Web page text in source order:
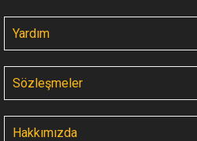
Yardım
Sözleşmeler
Hakkımızda